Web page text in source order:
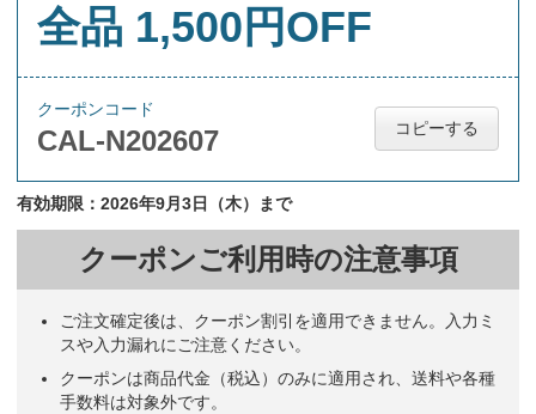
全品 1,500円OFF
クーポンコード
CAL-N202607 コピーする
有効期限：2026年9月3日（木）まで
クーポンご利用時の注意事項
ご注文確定後は、クーポン割引を適用できません。入力ミ
スや入力漏れにご注意ください。
クーポンは商品代金（税込）のみに適用され、送料や各種
手数料は対象外です。